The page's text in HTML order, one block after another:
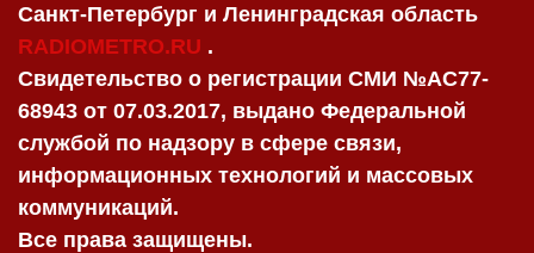
Санкт-Петербург и Ленинградская область
RADIOMETRO.RU .
Свидетельство о регистрации СМИ №AC77-
68943 от 07.03.2017, выдано Федеральной
службой по надзору в сфере связи,
информационных технологий и массовых
коммуникаций.
Все права защищены.